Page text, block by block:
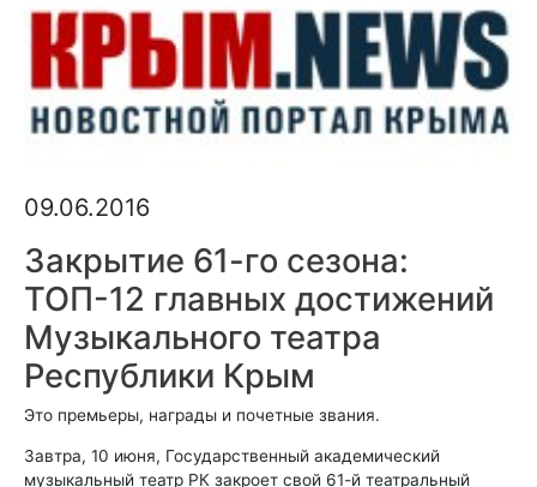
09.06.2016
Закрытие 61-го сезона:
ТОП-12 главных достижений
Музыкального театра
Республики Крым
Это премьеры, награды и почетные звания.
Завтра, 10 июня, Государственный академический
музыкальный театр РК закроет свой 61-й театральный